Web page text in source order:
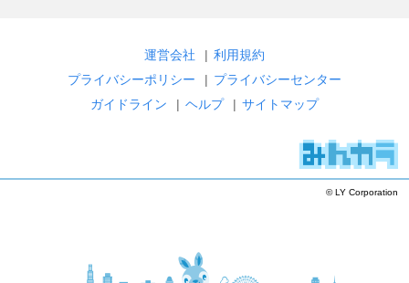
運営会社 | 利用規約
プライバシーポリシー
| プライバシーセンター
ガイドライン
| ヘルプ | サイトマップ
© LY Corporation